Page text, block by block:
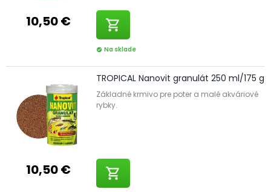
10,50 € shopping_cart
check_circle Na sklade
10,50 €
TROPICAL Nanovit granulát 250 ml/175 g
Základné krmivo pre poter a malé akváriové
rybky.
shopping_cart